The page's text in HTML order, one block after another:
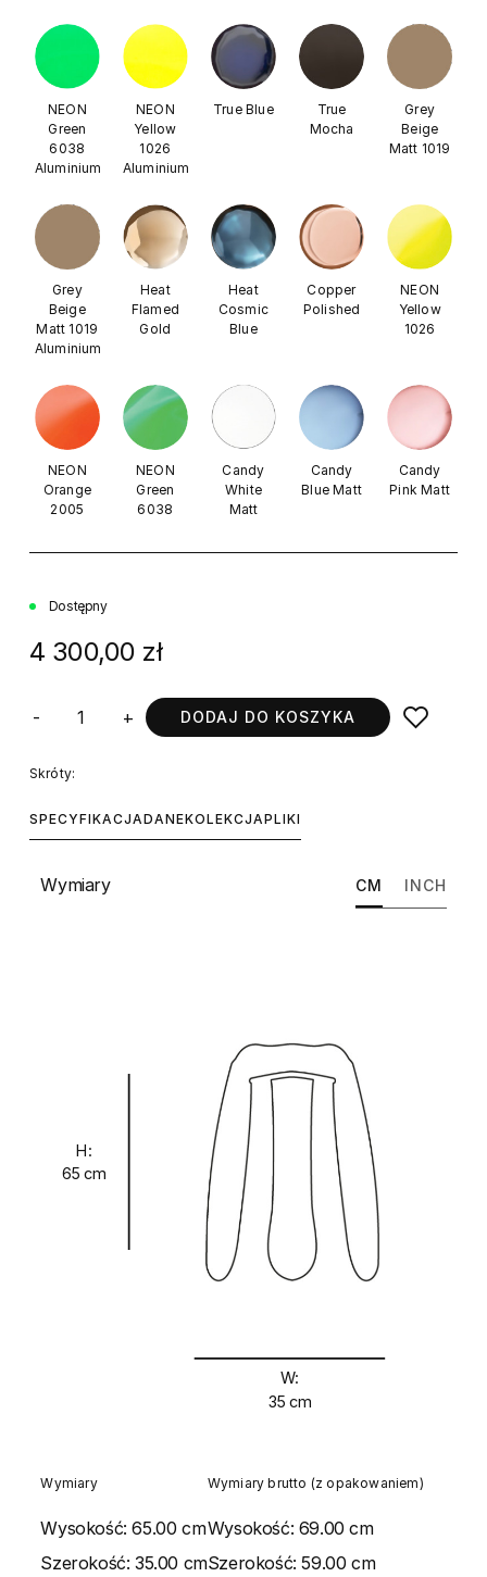
NEON
Green
6038
Aluminium
NEON
Yellow
1026
Aluminium
True Blue
True
Mocha
Grey
Beige
Matt 1019
Grey
Beige
Matt 1019
Aluminium
Heat
Flamed
Gold
Heat
Cosmic
Blue
Copper
Polished
NEON
Yellow
1026
NEON
Orange
2005
NEON
Green
6038
Candy
White
Matt
Candy
Blue Matt
Candy
Pink Matt
Dostępny
4 300,00 zł
- + DODAJ DO KOSZYKA
Skróty:
SPECYFIKACJADANEKOLEKCJAPLIKI
Wymiary CM INCH
H:
65 cm
W:
35 cm
Wymiary
Wysokość:65.00 cm
Szerokość:35.00 cm
Wymiary brutto (z opakowaniem)
Wysokość: 69.00 cm
Szerokość:59.00 cm